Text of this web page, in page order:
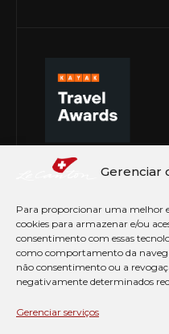
Gerenciar
Para proporcionar uma melhor
cookies para armazenar e/ou
consentimento com essas
como comportamento da
não consentimento ou a
negativamente determinados
Gerenciar serviços
© Copyright 2026 Le